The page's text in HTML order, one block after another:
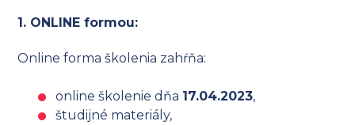
1. ONLINE formou:
Online forma školenia zahŕňa:
online školenie dňa 17.04.2023,
študijné materiály,